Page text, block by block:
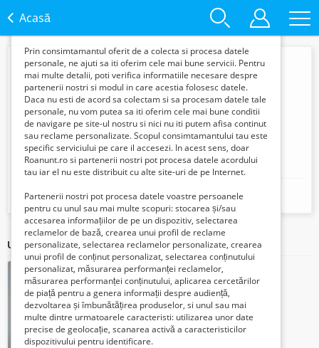
Acasă
dana
Mobil: +40733711246
Ultimele articole ale acestui vânzător
date sunt folosite pentru analizarea traffic-ului pe site-ul
Prin consimtamantul oferit de a colecta si procesa datele
personale, ne ajuti sa iti oferim cele mai bune servicii. Pentru
mai multe detalii, poti verifica informatiile necesare despre
partenerii nostri si modul in care acestia folosesc datele.
Daca nu esti de acord sa colectam si sa procesam datele tale
personale, nu vom putea sa iti oferim cele mai bune conditii
de navigare pe site-ul nostru si nici nu iti putem afisa continut
sau reclame personalizate. Scopul consimtamantului tau este
specific serviciului pe care il accesezi. In acest sens, doar
Roanunt.ro si partenerii nostri pot procesa datele acordului
tau iar el nu este distribuit cu alte site-uri de pe Internet.
Partenerii nostri pot procesa datele voastre persoanele
pentru cu unul sau mai multe scopuri: stocarea și/sau
accesarea informațiilor de pe un dispozitiv, selectarea
reclamelor de bază, crearea unui profil de reclame
personalizate, selectarea reclamelor personalizate, crearea
unui profil de conținut personalizat, selectarea conținutului
personalizat, măsurarea performanței reclamelor,
măsurarea performanței conținutului, aplicarea cercetărilor
de piață pentru a genera informații despre audiență,
dezvoltarea și îmbunătățirea produselor, si unul sau mai
multe dintre urmatoarele caracteristi: utilizarea unor date
precise de geolocație, scanarea activă a caracteristicilor
dispozitivului pentru identificare.